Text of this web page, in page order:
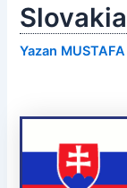
Slovakia
Yazan